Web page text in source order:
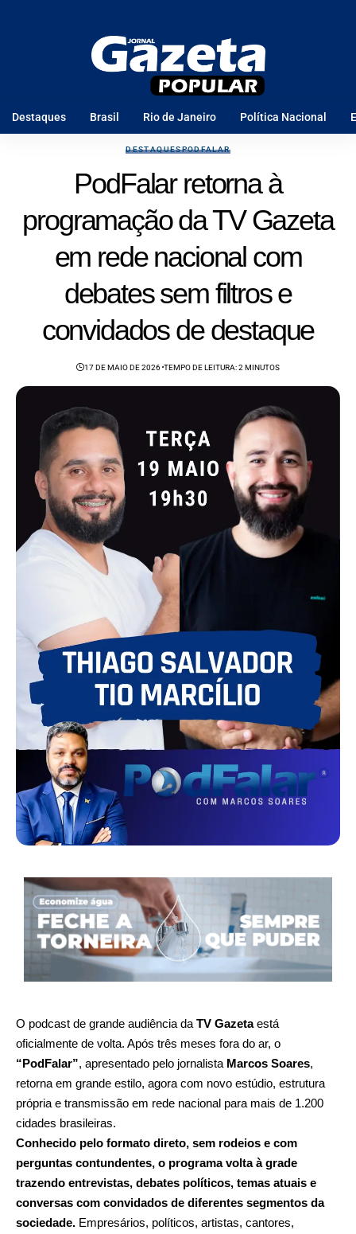
Destaques Brasil Rio de Janeiro Política Nacional
DESTAQUESPODFALAR
PodFalar retorna à
programação da TV Gazeta
em rede nacional com
debates sem filtros e
convidados de destaque
17 DE MAIO DE 2026 TEMPO DE LEITURA: 2 MINUTOS
O podcast de grande audiência da TV Gazetaestá
oficialmente de volta. Após três meses fora do ar, o
“PodFalar”, apresentado pelo jornalista Marcos Soares,
retorna em grande estilo, agora com novo estúdio, estrutura
própria e transmissão em rede nacional para mais de 1.200
cidades brasileiras.
Conhecido pelo formato direto, sem rodeios e com
perguntas contundentes, o programa volta à grade
trazendo entrevistas, debates políticos, temas atuais e
conversas com convidados de diferentes segmentos da
sociedade. Empresários, políticos, artistas, cantores,